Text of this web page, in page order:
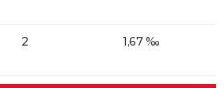
2 1,67 ‰